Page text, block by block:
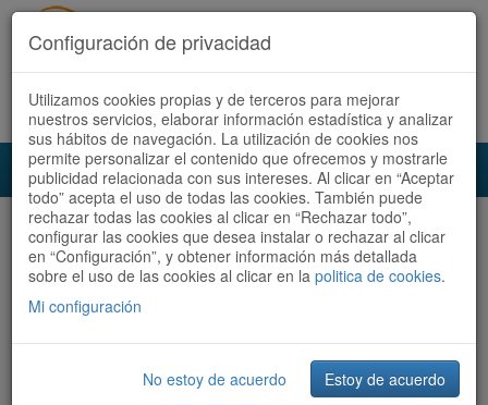
Acceder Registrate ahora Español | Català
Audioruta Todas las rutas
Todas las rutas
Ordenar por: Más recientes /
Filtrar las rutas
Configuración de privacidad
Utilizamos cookies propias y de terceros para mejorar
nuestros servicios, elaborar información estadística y analizar
sus hábitos de navegación. La utilización de cookies nos
permite personalizar el contenido que ofrecemos y mostrarle
publicidad relacionada con sus intereses. Al clicar en “Aceptar
todo” acepta el uso de todas las cookies. También puede
rechazar todas las cookies al clicar en “Rechazar todo”,
configurar las cookies que desea instalar o rechazar al clicar
en “Configuración”, y obtener información más detallada
sobre el uso de las cookies al clicar en la politica de cookies.
Mi configuración
No estoy de acuerdo Estoy de acuerdo